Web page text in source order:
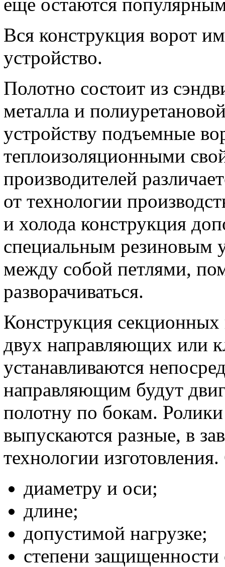
Вся конструкция ворот
устройство.
Полотно состоит из
металла и
устройству подъемные
теплоизоляционными
производителей
от технологии
и холода конструкция
специальным резиновым
между собой петлями,
разворачиваться.
Конструкция секционных
двух направляющих или
устанавливаются
направляющим будут
полотну по бокам.
выпускаются разные, в
технологии
диаметру и оси;
длине;
допустимой нагрузке;
степени